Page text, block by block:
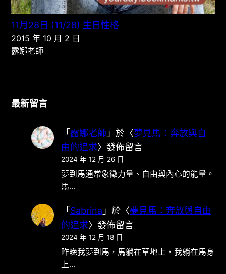
11月28日 (11/28) 生日性格
2015 年 10 月 2 日
露娜老師
最新留言
「露娜老師」於〈夢見馬：奔放與自
由的追求〉發佈留言
2024 年 12 月 26 日
夢到馬通常象徵力量、自由與內心的能量。
馬…
「 Sabrina 」於〈夢見馬：奔放與自由
的追求〉發佈留言
2024 年 12 月 18 日
昨晚我夢到馬，馬躺在草地上，我躺在馬身
上…